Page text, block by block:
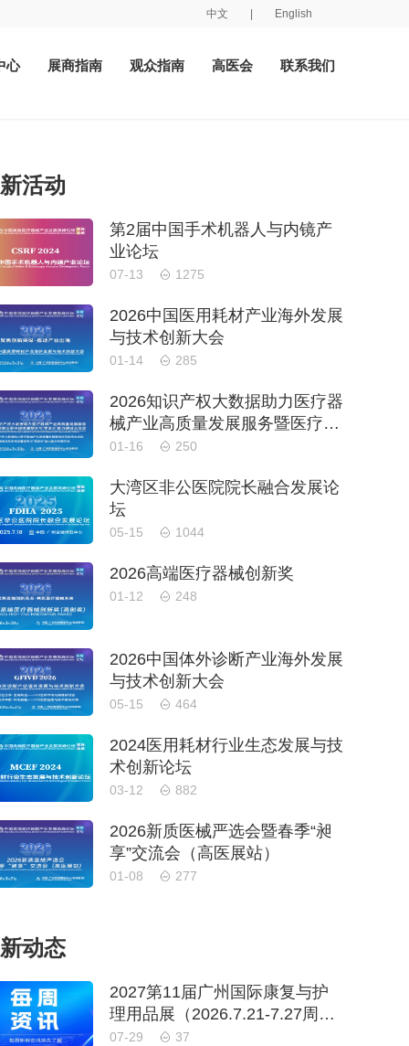
中文 English
心 展商指南 观众指南 高医会 联系我们
活动
第2届中国手术机器人与内镜产
业论坛
07-13 1275
2026中国医用耗材产业海外发展
与技术创新大会
01-14 285
2026知识产权大数据助力医疗器
械产业高质量发展服务暨医疗器
械注册申报质量提升与'零发
01-16 250
大湾区非公医院院长融合发展论
坛
05-15 1044
2026高端医疗器械创新奖
01-12 248
2026中国体外诊断产业海外发展
与技术创新大会
05-15 464
2024医用耗材行业生态发展与技
术创新论坛
03-12 882
2026新质医械严选会暨春季“昶
享”交流会（高医展站）
01-08 277
动态
2027第11届广州国际康复与护
理用品展（2026.7.21-7.27周
报）
07-29 37